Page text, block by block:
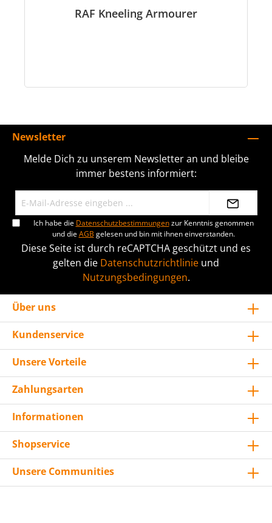
RAF Kneeling Armourer
Newsletter
Melde Dich zu unserem Newsletter an und bleibe
immer bestens informiert:
Ich habe die Datenschutzbestimmungenzur Kenntnis genommen
und dieAGB gelesen und bin mit ihnen einverstanden.
Diese Seite ist durch reCAPTCHA geschützt und es
gelten die Datenschutzrichtlinie und
Nutzungsbedingungen.
Über uns
Kundenservice
Unsere Vorteile
Zahlungsarten
Informationen
Shopservice
Unsere Communities